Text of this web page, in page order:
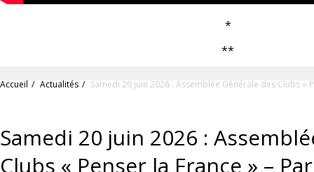
*
**
Accueil Actualités Samedi 20 juin 2026 : Assemblée Générale des Clubs «
Samedi 20 juin 2026 :
Clubs « Penser la France » –